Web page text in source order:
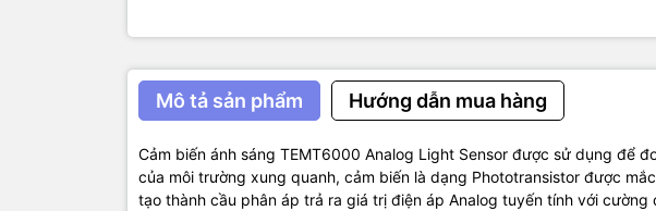
Mô tả sản phẩm Hướng dẫn mua hàng
Cảm biến ánh sáng TEMT6000 Analog Light Sensor được sử dụng để
của môi trường xung quanh, cảm biến là dạng Phototransistor được
tạo thành cầu phân áp trả ra giá trị điện áp Analog tuyến tính với cường